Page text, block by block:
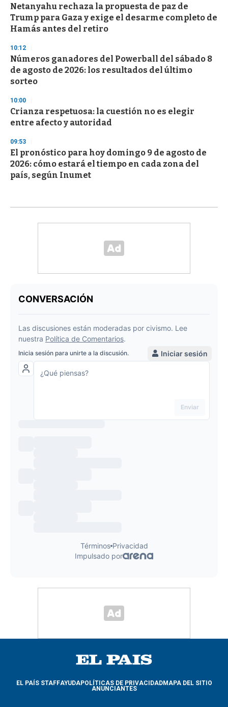
Netanyahu rechaza la propuesta de paz de
Trump para Gaza y exige el desarme completo de
Hamás antes del retiro
10:12
Números ganadores del Powerball del sábado 8
de agosto de 2026: los resultados del último
sorteo
10:00
Crianza respetuosa: la cuestión no es elegir
entre afecto y autoridad
09:53
El pronóstico para hoy domingo 9 de agosto de
2026: cómo estará el tiempo en cada zona del
país, según Inumet
EL PAÍS STAFFAYUDAPOLÍTICAS DE PRIVACIDADMAPA DEL SITIO
ANUNCIANTES